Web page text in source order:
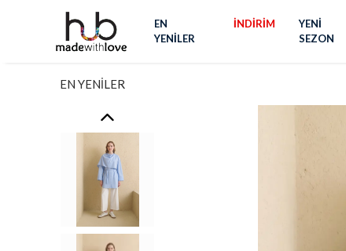
EN
YENİLER
İNDİRİM
YENİ
SEZON
EN YENİLER